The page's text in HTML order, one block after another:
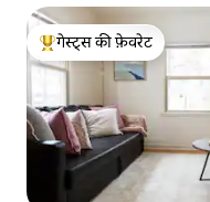
गेस्ट्स का टॉप फ़ेवरेट
गेस्ट्स की फ़ेवरेट